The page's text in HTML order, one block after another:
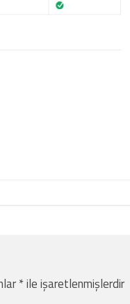
*ile işaretlenmişlerdir